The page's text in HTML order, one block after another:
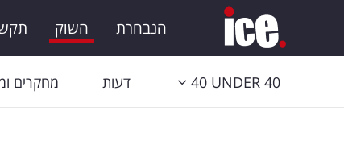
הנבחרת השוק
40 UNDER 40 דעות מחקרים